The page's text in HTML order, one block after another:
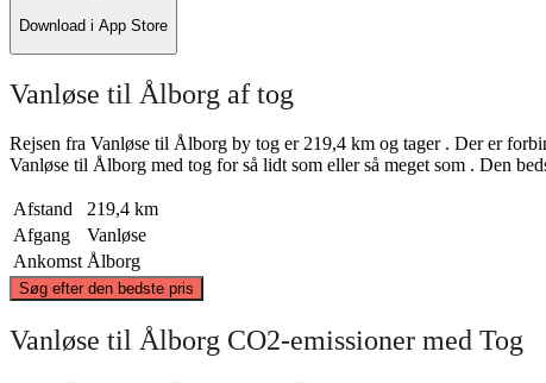
Download i App Store
Vanløse til Ålborg af tog
Rejsen fra Vanløse til Ålborg by tog er 219,4 km og tager . Der er
Vanløse til Ålborg med tog for så lidt som eller så meget som . Den
Afstand
219,4 km
Afgang
Vanløse
Ankomst Ålborg
Søg efter den bedste pris
Vanløse til Ålborg CO2-emissioner med Tog